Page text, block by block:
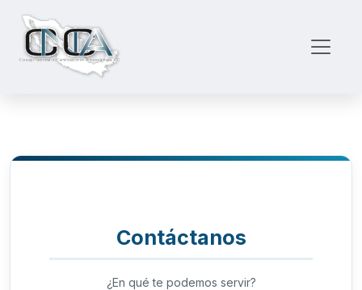
Contáctanos
¿En qué te podemos servir?